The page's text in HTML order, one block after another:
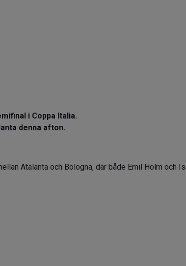
i Coppa Italia.
denna afton.
Atalanta och Bologna, där både Emil Holm och